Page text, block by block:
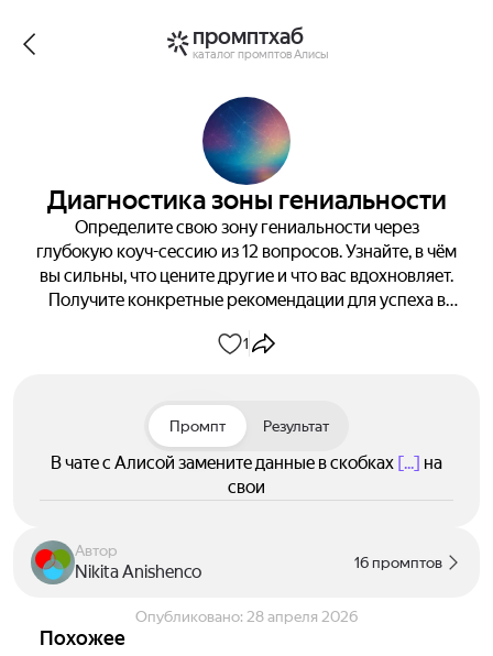
промптхаб
каталог промптов Алисы
Диагностика зоны гениальности
Определите свою зону гениальности через
глубокую коуч-сессию из 12 вопросов. Узнайте, в чём
вы сильны, что цените другие и что вас вдохновляет.
Получите конкретные рекомендации для успеха в
1
Промпт Результат
В чате с Алисой замените данные в скобках [...] на
свои
Автор
Nikita Anishenco 16 промптов
Опубликовано: 28 апреля 2026
Похожее